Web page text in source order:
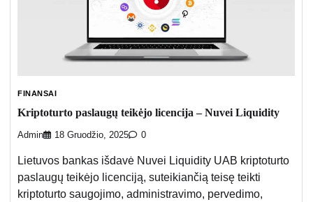
FINANSAI
Kriptoturto paslaugų teikėjo licencija – Nuvei Liquidity
Admin 18 Gruodžio, 2025 0
Lietuvos bankas išdavė Nuvei Liquidity UAB kriptoturto
paslaugų teikėjo licenciją, suteikiančią teisę teikti
kriptoturto saugojimo, administravimo, pervedimo,